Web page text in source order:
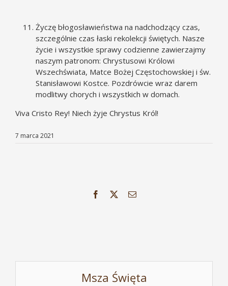
Życzę błogosławieństwa na nadchodzący czas,
szczególnie czas łaski rekolekcji świętych. Nasze
życie i wszystkie sprawy codzienne zawierzajmy
naszym patronom: Chrystusowi Królowi
Wszechświata, Matce Bożej Częstochowskiej i św.
Stanisławowi Kostce. Pozdrówcie wraz darem
modlitwy chorych i wszystkich w domach.
Viva Cristo Rey! Niech żyje Chrystus Król!
7 marca 2021
Facebook Email
Msza Święta